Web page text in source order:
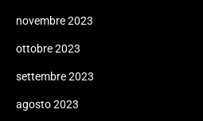
novembre 2023
ottobre 2023
settembre 2023
agosto 2023